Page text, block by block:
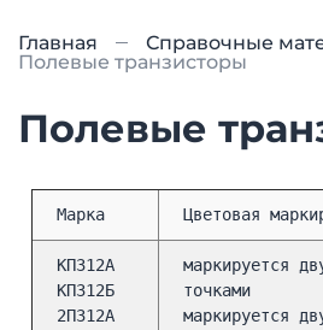
Главная
Справочные
Полевые транзисторы
Полевые
Марка Цветовая
КП312А
КП312Б
2П312А
маркируется
точками
маркируется